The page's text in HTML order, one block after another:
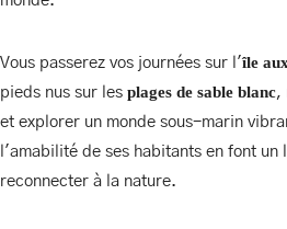
Vous passerez vos journées sur l'île
pieds nus sur les plages de sable blanc,
et explorer un monde sous-marin
l'amabilité de ses habitants en font
reconnecter à la nature.